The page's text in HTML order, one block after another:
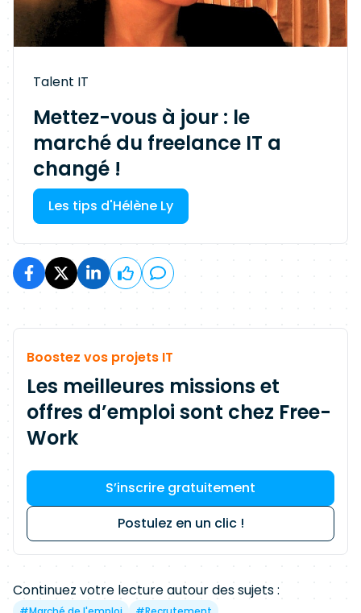
Talent IT
Mettez-vous à jour : le
marché du freelance IT a
changé !
Les tips d'Hélène Ly
Boostez vos projets IT
Les meilleures missions et
offres d’emploi sont chez Free-
Work
S’inscrire gratuitement
Postulez en un clic !
Continuez votre lecture autour des sujets :